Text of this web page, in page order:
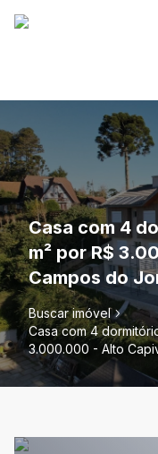
Casa com 4
m² por R$
Campos do
Buscar imóvel
Casa com 4
3.000.000 - Alto